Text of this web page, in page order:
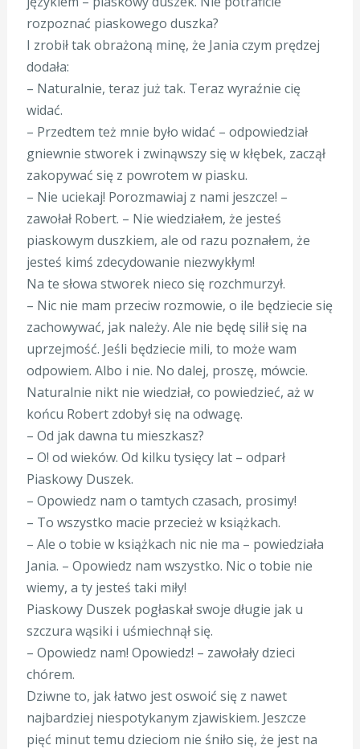
rozpoznać piaskowego duszka?
I zrobił tak obrażoną minę, że Jania czym prędzej
dodała:
– Naturalnie, teraz już tak. Teraz wyraźnie cię
widać.
– Przedtem też mnie było widać – odpowiedział
gniewnie stworek i zwinąwszy się w kłębek, zaczął
zakopywać się z powrotem w piasku.
– Nie uciekaj! Porozmawiaj z nami jeszcze! –
zawołał Robert. – Nie wiedziałem, że jesteś
piaskowym duszkiem, ale od razu poznałem, że
jesteś kimś zdecydowanie niezwykłym!
Na te słowa stworek nieco się rozchmurzył.
– Nic nie mam przeciw rozmowie, o ile będziecie się
zachowywać, jak należy. Ale nie będę silił się na
uprzejmość. Jeśli będziecie mili, to może wam
odpowiem. Albo i nie. No dalej, proszę, mówcie.
Naturalnie nikt nie wiedział, co powiedzieć, aż w
końcu Robert zdobył się na odwagę.
– Od jak dawna tu mieszkasz?
– O! od wieków. Od kilku tysięcy lat – odparł
Piaskowy Duszek.
– Opowiedz nam o tamtych czasach, prosimy!
– To wszystko macie przecież w książkach.
– Ale o tobie w książkach nic nie ma – powiedziała
Jania. – Opowiedz nam wszystko. Nic o tobie nie
wiemy, a ty jesteś taki miły!
Piaskowy Duszek pogłaskał swoje długie jak u
szczura wąsiki i uśmiechnął się.
– Opowiedz nam! Opowiedz! – zawołały dzieci
chórem.
Dziwne to, jak łatwo jest oswoić się z nawet
najbardziej niespotykanym zjawiskiem. Jeszcze
pięć minut temu dzieciom nie śniło się, że jest na